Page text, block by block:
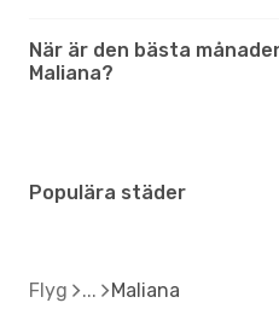
När är den bästa
Maliana?
Populära städer
Flyg Maliana